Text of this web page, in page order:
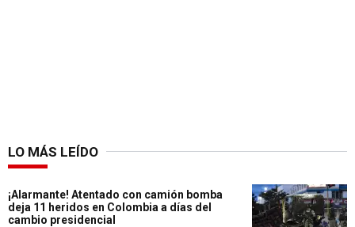
LO MÁS LEÍDO
¡Alarmante! Atentado con camión bomba
deja 11 heridos en Colombia a días del
cambio presidencial